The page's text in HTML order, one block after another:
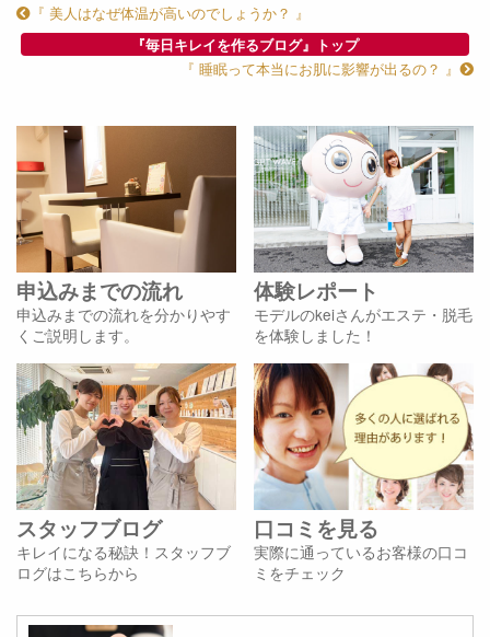
『 美人はなぜ体温が高いのでしょうか？ 』
『毎日キレイを作るブログ』トップ
『 睡眠って本当にお肌に影響が出るの？ 』
申込みまでの流れ
申込みまでの流れを分かりやす
くご説明します。
体験レポート
モデルのkeiさんがエステ・脱毛
を体験しました！
スタッフブログ
キレイになる秘訣！スタッフブ
ログはこちらから
口コミを見る
実際に通っているお客様の口コ
ミをチェック